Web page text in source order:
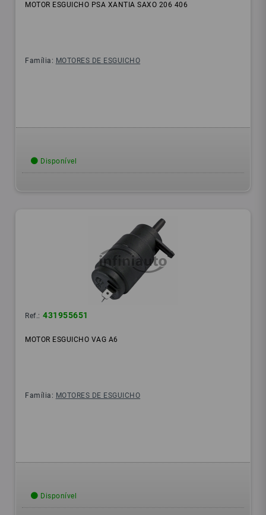
MOTOR ESGUICHO PSA XANTIA SAXO 206 406
Família: MOTORES DE ESGUICHO
Disponível
Ref.: 431955651
MOTOR ESGUICHO VAG A6
Família: MOTORES DE ESGUICHO
Disponível